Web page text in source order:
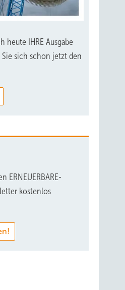
heute IHRE Ausgabe
sich schon jetzt den
ERNEUERBARE-
kostenlos